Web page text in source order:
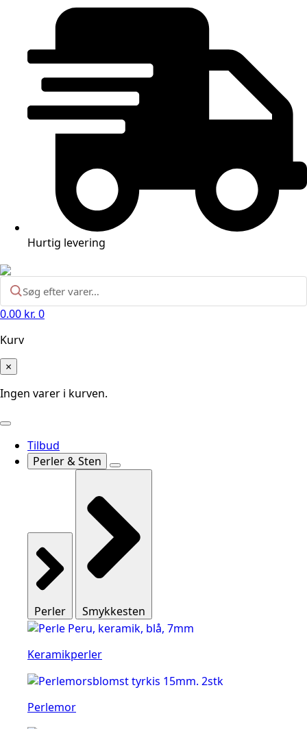
Hurtig levering
0.00 kr. 0
Kurv
×
Ingen varer i kurven.
Tilbud
Perler & Sten
Perler Smykkesten
Keramikperler
Perlemor